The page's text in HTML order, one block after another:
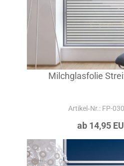
Milchglasfolie
Artikel‑Nr.: FP-
ab 14,95